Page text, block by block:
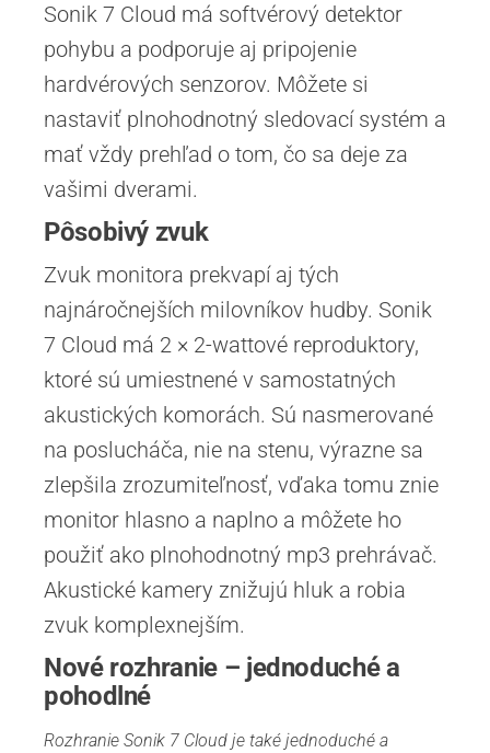
Sonik 7 Cloud má softvérový detektor
pohybu a podporuje aj pripojenie
hardvérových senzorov. Môžete si
nastaviť plnohodnotný sledovací systém a
mať vždy prehľad o tom, čo sa deje za
vašimi dverami.
Pôsobivý zvuk
Zvuk monitora prekvapí aj tých
najnáročnejších milovníkov hudby. Sonik
7 Cloud má 2 × 2-wattové reproduktory,
ktoré sú umiestnené v samostatných
akustických komorách. Sú nasmerované
na poslucháča, nie na stenu, výrazne sa
zlepšila zrozumiteľnosť, vďaka tomu znie
monitor hlasno a naplno a môžete ho
použiť ako plnohodnotný mp3 prehrávač.
Akustické kamery znižujú hluk a robia
zvuk komplexnejším.
Nové rozhranie – jednoduché a
pohodlné
Rozhranie Sonik 7 Cloud je také jednoduché a